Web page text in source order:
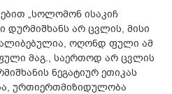
„სოლომონ ისაკიჩ
დურმიშხანს არ ცვლის, მისი
ოღონდ ფული ამ
მაგ., საერთოდ არ ცვლის
ნეგატიურ ეთიკას
ურთიერთმიზიდულობა